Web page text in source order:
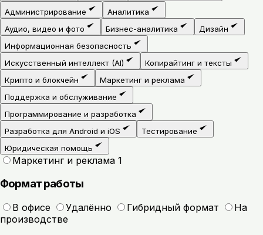
Администрирование
Аналитика
Аудио, видео и фото
Бизнес-аналитика
Дизайн
Информационная безопасность
Искусственный интеллект (AI)
Копирайтинг и тексты
Крипто и блокчейн
Маркетинг и реклама
Поддержка и обслуживание
Программирование и разработка
Разработка для Android и iOS
Тестирование
Юридическая помощь
Маркетинг и реклама 1
Формат работы
В офисе Удалённо Гибридный формат
На
производстве